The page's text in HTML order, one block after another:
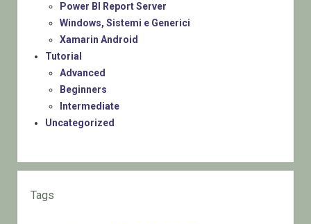
Power BI Report Server
Windows, Sistemi e Generici
Xamarin Android
Tutorial
Advanced
Beginners
Intermediate
Uncategorized
Tags